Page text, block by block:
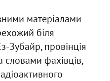
матеріалами
біля
Зубайр, провінція
словами фахівців,